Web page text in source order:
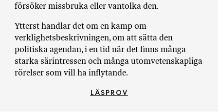
försöker missbruka eller vantolka den.
Ytterst handlar det om en kamp om
verklighetsbeskrivningen, om att sätta den
politiska agendan, i en tid när det finns många
starka särintressen och många utomvetenskapliga
rörelser som vill ha inflytande.
LÄSPROV